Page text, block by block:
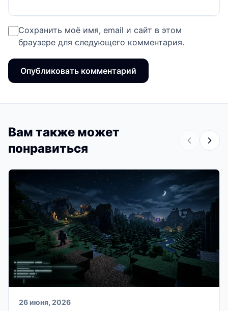
Сохранить моё имя, email и сайт в этом
браузере для следующего комментария.
Вам также может
понравиться
26 июня, 2026